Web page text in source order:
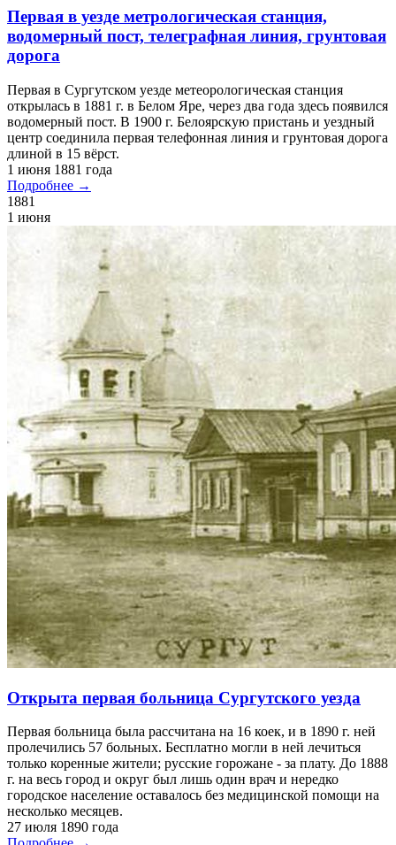
Первая в уезде метрологическая станция,
водомерный пост, телеграфная линия, грунтовая
дорога
Первая в Сургутском уезде метеорологическая станция
открылась в 1881 г. в Белом Яре, через два года здесь появился
водомерный пост. В 1900 г. Белоярскую пристань и уездный
центр соединила первая телефонная линия и грунтовая дорога
длиной в 15 вёрст.
1 июня 1881 года
Подробнее →
1881
1 июня